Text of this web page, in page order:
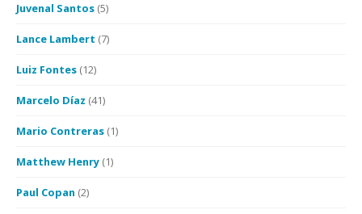
Juvenal Santos (5)
Lance Lambert (7)
Luiz Fontes (12)
Marcelo Díaz (41)
Mario Contreras (1)
Matthew Henry (1)
Paul Copan (2)